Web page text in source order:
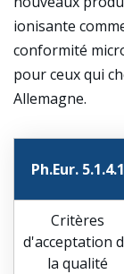
ionisante
conformité
pour ceux qui
Allemagne.
Ph.Eur. 5.1.4.1
Critères
d'acceptation
la qualité